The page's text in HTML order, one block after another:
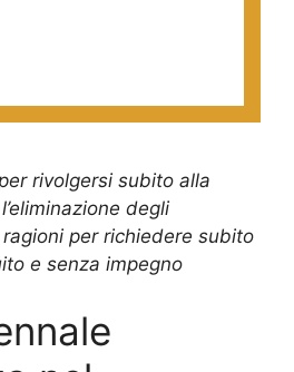
rivolgersi subito alla
degli
per richiedere subito
e senza impegno